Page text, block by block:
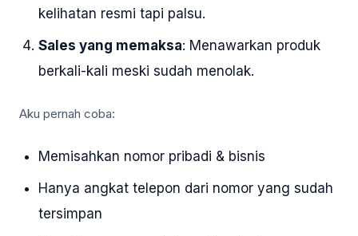
kelihatan resmi tapi palsu.
Sales yang memaksa: Menawarkan produk
berkali-kali meski sudah menolak.
Aku pernah coba:
Memisahkan nomor pribadi & bisnis
Hanya angkat telepon dari nomor yang sudah
tersimpan